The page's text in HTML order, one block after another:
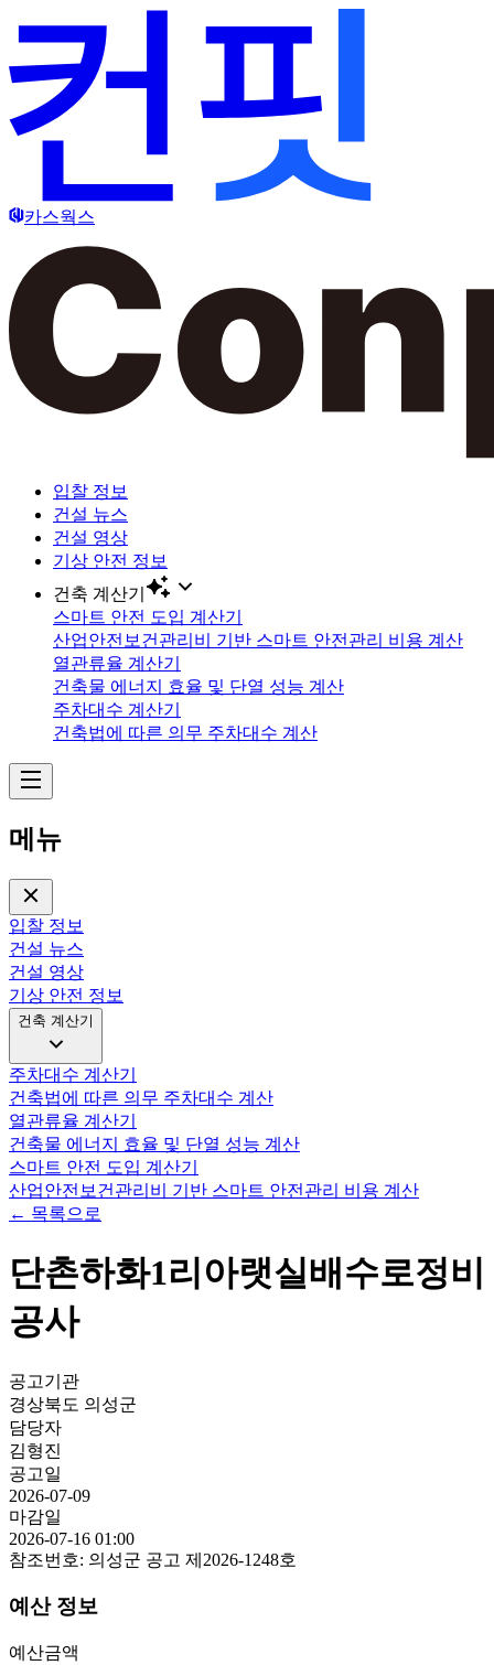
카스웍스
입찰 정보
건설 뉴스
건설 영상
기상 안전 정보
건축 계산기
스마트 안전 도입 계산기
산업안전보건관리비 기반 스마트 안전관리 비용 계산
열관류율 계산기
건축물 에너지 효율 및 단열 성능 계산
주차대수 계산기
건축법에 따른 의무 주차대수 계산
메뉴
입찰 정보
건설 뉴스
건설 영상
기상 안전 정보
건축 계산기
주차대수 계산기
건축법에 따른 의무 주차대수 계산
열관류율 계산기
건축물 에너지 효율 및 단열 성능 계산
스마트 안전 도입 계산기
산업안전보건관리비 기반 스마트 안전관리 비용 계산
← 목록으로
단촌하화1리아랫실배수로정비
공사
공고기관
경상북도 의성군
담당자
김형진
공고일
2026-07-09
마감일
2026-07-16 01:00
참조번호: 의성군 공고 제2026-1248호
예산 정보
예산금액